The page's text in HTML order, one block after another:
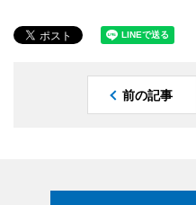
前の記事